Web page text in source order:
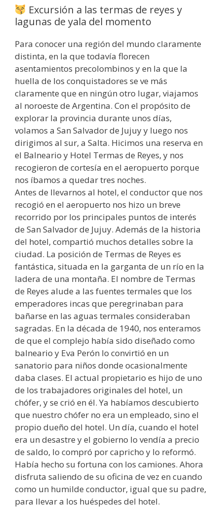
Excursión a las termas de reyes y
lagunas de yala del momento
Para conocer una región del mundo claramente
distinta, en la que todavía florecen
asentamientos precolombinos y en la que la
huella de los conquistadores se ve más
claramente que en ningún otro lugar, viajamos
al noroeste de Argentina. Con el propósito de
explorar la provincia durante unos días,
volamos a San Salvador de Jujuy y luego nos
dirigimos al sur, a Salta. Hicimos una reserva en
el Balneario y Hotel Termas de Reyes, y nos
recogieron de cortesía en el aeropuerto porque
nos íbamos a quedar tres noches.
Antes de llevarnos al hotel, el conductor que nos
recogió en el aeropuerto nos hizo un breve
recorrido por los principales puntos de interés
de San Salvador de Jujuy. Además de la historia
del hotel, compartió muchos detalles sobre la
ciudad. La posición de Termas de Reyes es
fantástica, situada en la garganta de un río en la
ladera de una montaña. El nombre de Termas
de Reyes alude a las fuentes termales que los
emperadores incas que peregrinaban para
bañarse en las aguas termales consideraban
sagradas. En la década de 1940, nos enteramos
de que el complejo había sido diseñado como
balneario y Eva Perón lo convirtió en un
sanatorio para niños donde ocasionalmente
daba clases. El actual propietario es hijo de uno
de los trabajadores originales del hotel, un
chófer, y se crió en él. Ya habíamos descubierto
que nuestro chófer no era un empleado, sino el
propio dueño del hotel. Un día, cuando el hotel
era un desastre y el gobierno lo vendía a precio
de saldo, lo compró por capricho y lo reformó.
Había hecho su fortuna con los camiones. Ahora
disfruta saliendo de su oficina de vez en cuando
como un humilde conductor, igual que su padre,
para llevar a los huéspedes del hotel.